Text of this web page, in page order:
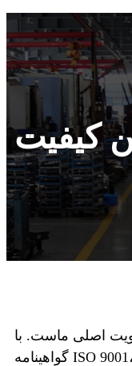
کیفیت
اصلی ماست. با
گواهینامه ISO 9001، سیستم مدیریت کیفیت IATF16949